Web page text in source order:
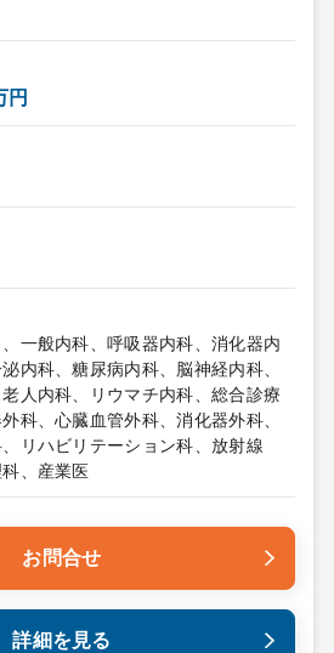
円
一般内科、呼吸器内科、消化器内
内科、糖尿病内科、脳神経内科、
人内科、リウマチ内科、総合診療
科、心臓血管外科、消化器外科、
リハビリテーション科、放射線
、産業医
お問合せ
詳細を見る